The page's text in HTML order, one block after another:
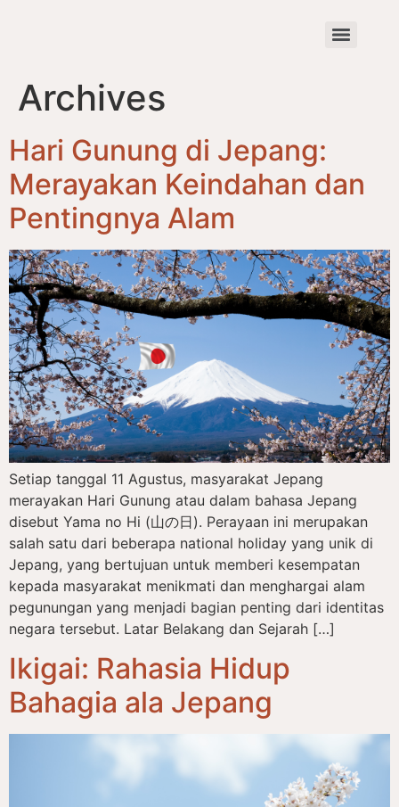
Archives
Hari Gunung di Jepang:
Merayakan Keindahan dan
Pentingnya Alam
Setiap tanggal 11 Agustus, masyarakat Jepang
merayakan Hari Gunung atau dalam bahasa Jepang
disebut Yama no Hi (山の日). Perayaan ini merupakan
salah satu dari beberapa national holiday yang unik di
Jepang, yang bertujuan untuk memberi kesempatan
kepada masyarakat menikmati dan menghargai alam
pegunungan yang menjadi bagian penting dari identitas
negara tersebut. Latar Belakang dan Sejarah […]
Ikigai: Rahasia Hidup
Bahagia ala Jepang